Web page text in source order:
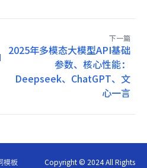
下一篇
2025年多模态大模型API基础
参数、核心性能：
Deepseek、ChatGPT、文
心一言
模板
Copyright © 2024 All Rights